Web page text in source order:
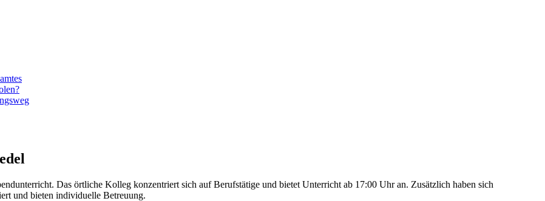
Das örtliche Kolleg konzentriert sich auf Berufstätige und bietet Unterricht ab 17:00 Uhr an. Zusätzlich haben sich
und bieten individuelle Betreuung.